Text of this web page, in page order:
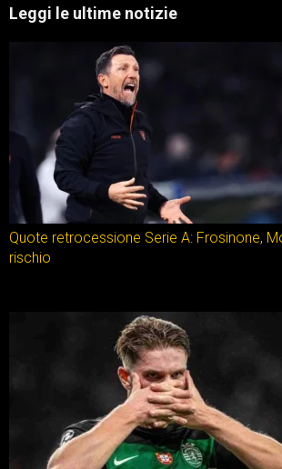
Leggi le ultime notizie
Quote retrocessione Serie A: Frosinone,
rischio